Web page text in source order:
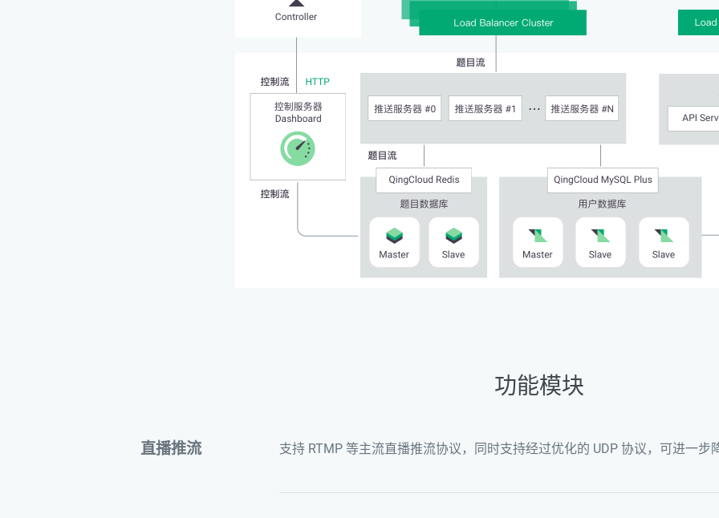
功能模块
直播推流 支持 RTMP 等主流直播推流协议，同时支持经过优化的 UDP 协议，可进一步